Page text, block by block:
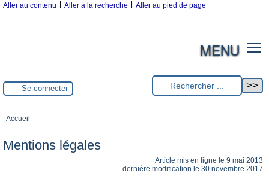
Aller au contenu Aller à la recherche Aller au pied de page
MENU
Se connecter
Accueil
Mentions légales
Article mis en ligne le 9 mai 2013
dernière modification le 30 novembre 2017